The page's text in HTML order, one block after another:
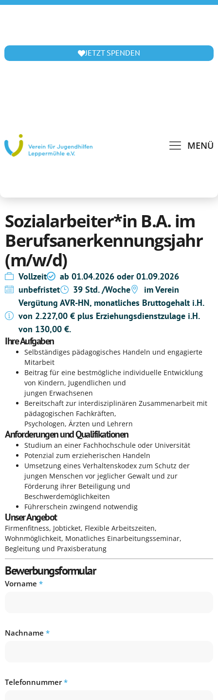
JETZT SPENDEN
MENÜ
Sozialarbeiter*in B.A. im
Berufsanerkennungsjahr
(m/w/d)
Vollzeit
ab 01.04.2026 oder 01.09.2026
unbefristet
39 Std. /Woche
im Verein
Vergütung AVR-HN, monatliches Bruttogehalt i.H.
von 2.227,00 € plus Erziehungsdienstzulage i.H.
von 130,00 €.
Ihre Aufgaben
Selbständiges pädagogisches Handeln und engagierte
Mitarbeit
Beitrag für eine bestmögliche individuelle Entwicklung
von Kindern, Jugendlichen und
jungen Erwachsenen
Bereitschaft zur interdisziplinären Zusammenarbeit mit
pädagogischen Fachkräften,
Psychologen, Ärzten und Lehrern
Anforderungen und Qualifikationen
Studium an einer Fachhochschule oder Universität
Potenzial zum erzieherischen Handeln
Umsetzung eines Verhaltenskodex zum Schutz der
jungen Menschen vor jeglicher Gewalt und zur
Förderung ihrer Beteiligung und
Beschwerdemöglichkeiten
Führerschein zwingend notwendig
Unser Angebot
Firmenfitness, Jobticket, Flexible Arbeitszeiten,
Wohnmöglichkeit, Monatliches Einarbeitungsseminar,
Begleitung und Praxisberatung
Bewerbungsformular
Vorname *
Nachname *
Telefonnummer*